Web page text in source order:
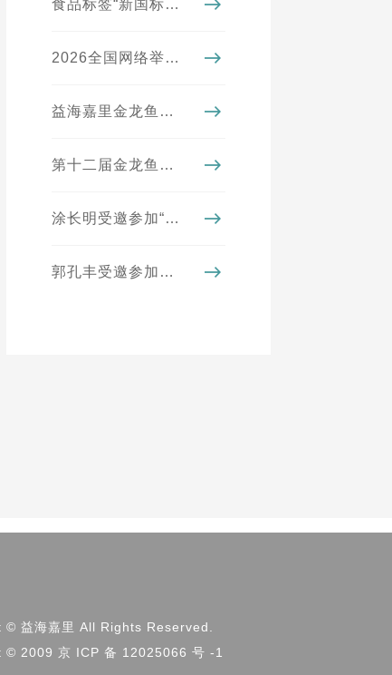
食品标签“新国标”实施进入倒计时！看懂4大变化，从此不踩坑
2026全国网络举报系列宣传活动（湖北站）走进益海嘉里金龙鱼
益海嘉里金龙鱼母公司排名《财富》世界500强第195位
第十二届金龙鱼外婆乡小榨菜籽油菜花节圆满收官
涂长明受邀参加“第四届海峡两岸乡村振兴与共同富裕论坛”
郭孔丰受邀参加第十一届世界华侨华人社团联谊大会
© 益海嘉里 All Rights Reserved.
© 2009 京 ICP 备 12025066 号 -1